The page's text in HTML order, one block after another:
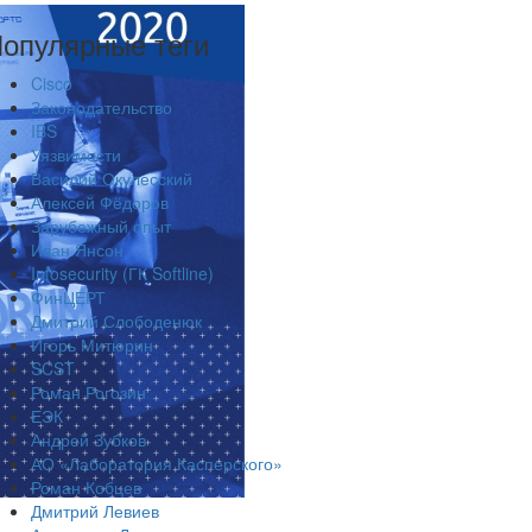
теги
Cisco
Законодательство
IBS
Уязвимости
Василий Окулесский
Алексей Фёдоров
Зарубежный опыт
Иван Янсон
Infosecurity (ГК Softline)
ФинЦЕРТ
Дмитрий Слободенюк
Игорь Митюрин
SCST
Роман Рогозин
ЕЭК
Андрей Зубков
АО «Лаборатория Касперского»
Роман Кобцев
Дмитрий Левиев